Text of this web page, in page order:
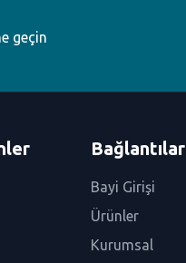
geçin
Bağlantılar
Bayi Girişi
Ürünler
Kurumsal